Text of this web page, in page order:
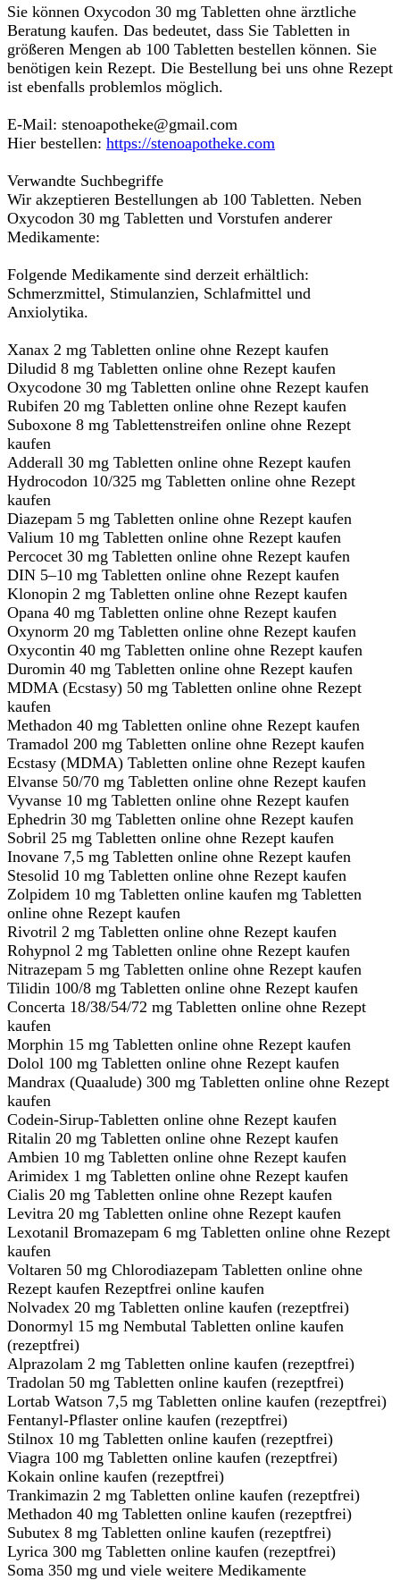
Sie können Oxycodon 30 mg Tabletten ohne ärztliche
Beratung kaufen. Das bedeutet, dass Sie Tabletten in
größeren Mengen ab 100 Tabletten bestellen können. Sie
benötigen kein Rezept. Die Bestellung bei uns ohne Rezept
ist ebenfalls problemlos möglich.
E-Mail: stenoapotheke@gmail.com
Hier bestellen: https://stenoapotheke.com
Verwandte Suchbegriffe
Wir akzeptieren Bestellungen ab 100 Tabletten. Neben
Oxycodon 30 mg Tabletten und Vorstufen anderer
Medikamente:
Folgende Medikamente sind derzeit erhältlich:
Schmerzmittel, Stimulanzien, Schlafmittel und
Anxiolytika.
Xanax 2 mg Tabletten online ohne Rezept kaufen
Diludid 8 mg Tabletten online ohne Rezept kaufen
Oxycodone 30 mg Tabletten online ohne Rezept kaufen
Rubifen 20 mg Tabletten online ohne Rezept kaufen
Suboxone 8 mg Tablettenstreifen online ohne Rezept
kaufen
Adderall 30 mg Tabletten online ohne Rezept kaufen
Hydrocodon 10/325 mg Tabletten online ohne Rezept
kaufen
Diazepam 5 mg Tabletten online ohne Rezept kaufen
Valium 10 mg Tabletten online ohne Rezept kaufen
Percocet 30 mg Tabletten online ohne Rezept kaufen
DIN 5–10 mg Tabletten online ohne Rezept kaufen
Klonopin 2 mg Tabletten online ohne Rezept kaufen
Opana 40 mg Tabletten online ohne Rezept kaufen
Oxynorm 20 mg Tabletten online ohne Rezept kaufen
Oxycontin 40 mg Tabletten online ohne Rezept kaufen
Duromin 40 mg Tabletten online ohne Rezept kaufen
MDMA (Ecstasy) 50 mg Tabletten online ohne Rezept
kaufen
Methadon 40 mg Tabletten online ohne Rezept kaufen
Tramadol 200 mg Tabletten online ohne Rezept kaufen
Ecstasy (MDMA) Tabletten online ohne Rezept kaufen
Elvanse 50/70 mg Tabletten online ohne Rezept kaufen
Vyvanse 10 mg Tabletten online ohne Rezept kaufen
Ephedrin 30 mg Tabletten online ohne Rezept kaufen
Sobril 25 mg Tabletten online ohne Rezept kaufen
Inovane 7,5 mg Tabletten online ohne Rezept kaufen
Stesolid 10 mg Tabletten online ohne Rezept kaufen
Zolpidem 10 mg Tabletten online kaufen mg Tabletten
online ohne Rezept kaufen
Rivotril 2 mg Tabletten online ohne Rezept kaufen
Rohypnol 2 mg Tabletten online ohne Rezept kaufen
Nitrazepam 5 mg Tabletten online ohne Rezept kaufen
Tilidin 100/8 mg Tabletten online ohne Rezept kaufen
Concerta 18/38/54/72 mg Tabletten online ohne Rezept
kaufen
Morphin 15 mg Tabletten online ohne Rezept kaufen
Dolol 100 mg Tabletten online ohne Rezept kaufen
Mandrax (Quaalude) 300 mg Tabletten online ohne Rezept
kaufen
Codein-Sirup-Tabletten online ohne Rezept kaufen
Ritalin 20 mg Tabletten online ohne Rezept kaufen
Ambien 10 mg Tabletten online ohne Rezept kaufen
Arimidex 1 mg Tabletten online ohne Rezept kaufen
Cialis 20 mg Tabletten online ohne Rezept kaufen
Levitra 20 mg Tabletten online ohne Rezept kaufen
Lexotanil Bromazepam 6 mg Tabletten online ohne Rezept
kaufen
Voltaren 50 mg Chlorodiazepam Tabletten online ohne
Rezept kaufen Rezeptfrei online kaufen
Nolvadex 20 mg Tabletten online kaufen (rezeptfrei)
Donormyl 15 mg Nembutal Tabletten online kaufen
(rezeptfrei)
Alprazolam 2 mg Tabletten online kaufen (rezeptfrei)
Tradolan 50 mg Tabletten online kaufen (rezeptfrei)
Lortab Watson 7,5 mg Tabletten online kaufen (rezeptfrei)
Fentanyl-Pflaster online kaufen (rezeptfrei)
Stilnox 10 mg Tabletten online kaufen (rezeptfrei)
Viagra 100 mg Tabletten online kaufen (rezeptfrei)
Kokain online kaufen (rezeptfrei)
Trankimazin 2 mg Tabletten online kaufen (rezeptfrei)
Methadon 40 mg Tabletten online kaufen (rezeptfrei)
Subutex 8 mg Tabletten online kaufen (rezeptfrei)
Lyrica 300 mg Tabletten online kaufen (rezeptfrei)
Soma 350 mg und viele weitere Medikamente